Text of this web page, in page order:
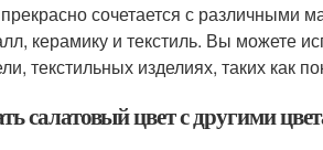
сочетается с различными
керамику и текстиль. Вы можете
текстильных изделиях, таких как
салатовый цвет с другими